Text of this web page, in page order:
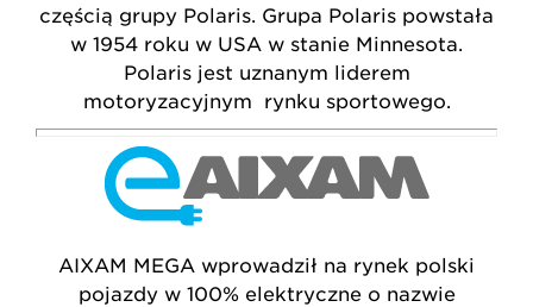
częścią grupy Polaris. Grupa Polaris powstała
w 1954 roku w USA w stanie Minnesota.
Polaris jest uznanym liderem
motoryzacyjnym rynku sportowego.
AIXAM MEGA wprowadził na rynek polski
pojazdy w 100% elektryczne o nazwie